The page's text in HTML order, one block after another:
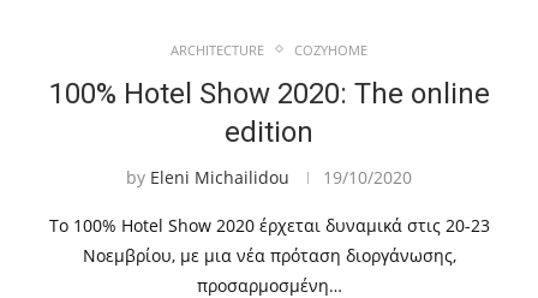
ARCHITECTURE COZYHOME
100% Hotel Show 2020: The online
edition
by Eleni Michailidou 19/10/2020
Το 100% Hotel Show 2020 έρχεται δυναμικά στις 20-23
Νοεμβρίου, με μια νέα πρόταση διοργάνωσης,
προσαρμοσμένη…